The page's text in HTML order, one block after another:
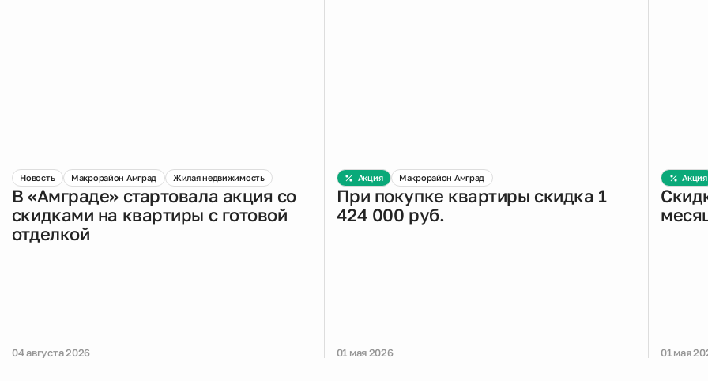
Новость Макрорайон Амград Жилая недвижимость
В «Амграде» стартовала акция со
скидками на квартиры с готовой
отделкой
04 августа 2026
Акция Макрорайон Амград
При покупке квартиры скидка 1
424 000 руб.
01 мая 2026
Акция
01 мая